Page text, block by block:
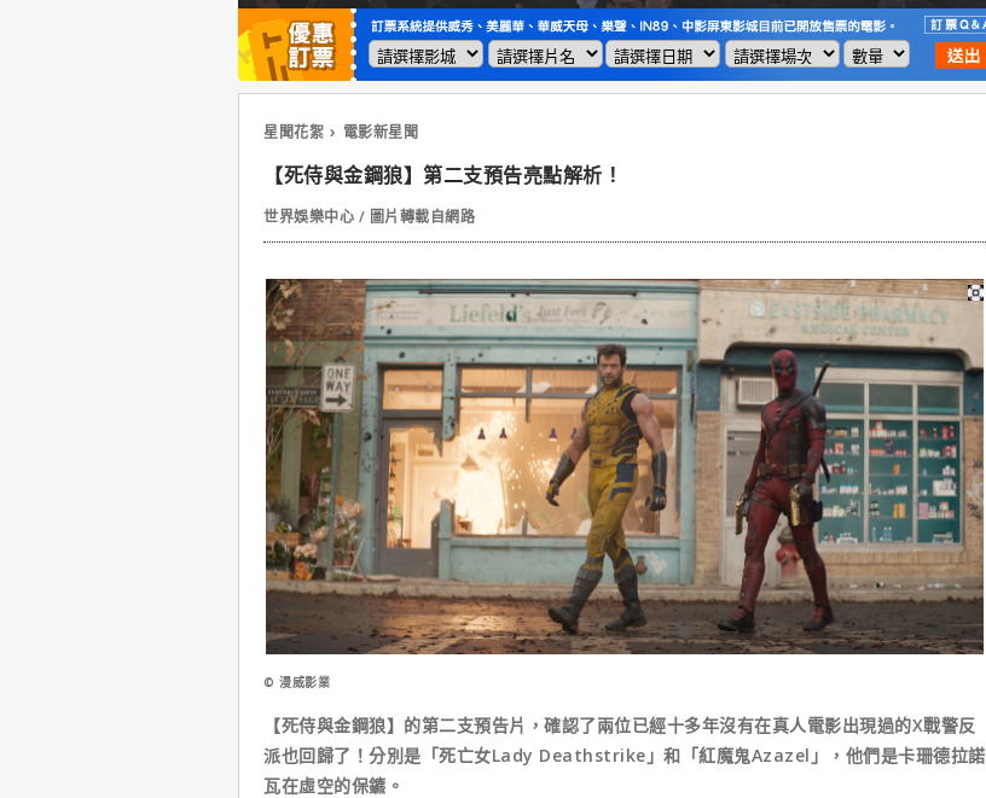
星聞花絮 電影新星聞
【死侍與金鋼狼】第二支預告亮點解析！
世界娛樂中心 / 圖片轉載自網路
© 漫威影業
【死侍與金鋼狼】的第二支預告片，確認了兩位已經十多年沒有在真人電影出現過的X戰警反
派也回歸了！分別是「死亡女Lady Deathstrike」和「紅魔鬼Azazel」，他們是卡珊德拉諾
瓦在虛空的保鑣。